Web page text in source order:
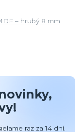
– hrubý 8 mm
raz za 14 dní.